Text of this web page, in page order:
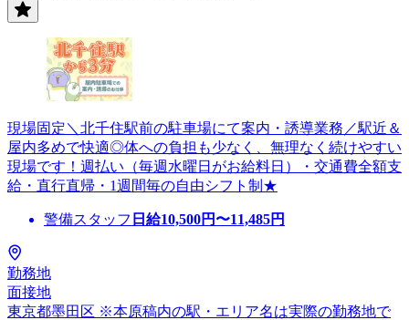
現場固定＼北千住駅前の駐車場にて案内・誘導業務／駅近＆
屋内多めで快適◎体への負担も少なく、無理なく続けやすい
現場です！週払い（毎週水曜日がお給料日）・交通費全額支
給・直行直帰・1週間毎の自由シフト制★
警備スタッフ 日給10,500円〜11,485円
勤務地
面接地
東京都墨田区 ※本原稿内の駅・エリア名は実際の勤務地で